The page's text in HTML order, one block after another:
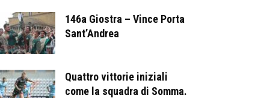
146a Giostra – Vince Porta
Sant’Andrea
Quattro vittorie iniziali
come la squadra di Somma.